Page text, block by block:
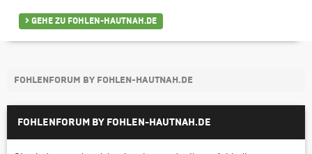
GEHE ZU FOHLEN-HAUTNAH.DE
FOHLENFORUM BY FOHLEN-HAUTNAH.DE
FOHLENFORUM BY FOHLEN-HAUTNAH.DE